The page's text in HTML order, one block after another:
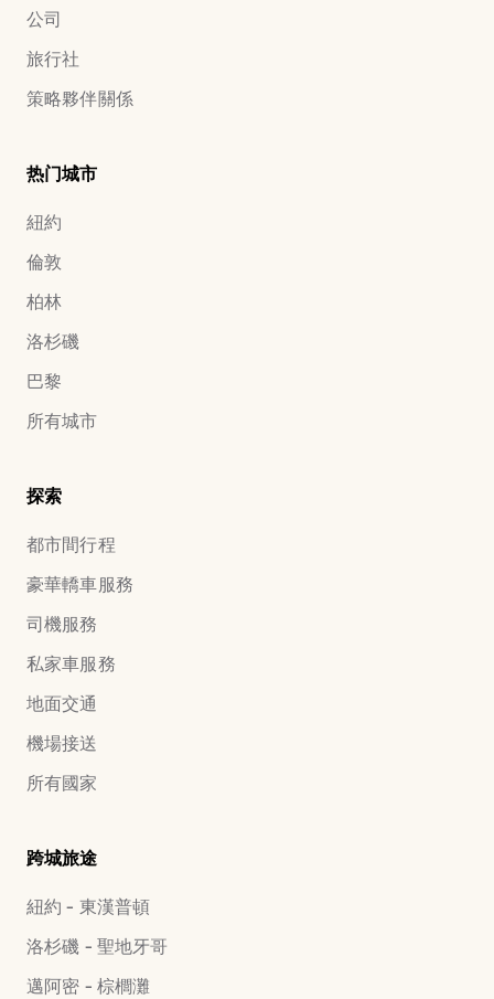
公司
旅行社
策略夥伴關係
热门城市
紐約
倫敦
柏林
洛杉磯
巴黎
所有城市
探索
都市間行程
豪華轎車服務
司機服務
私家車服務
地面交通
機場接送
所有國家
跨城旅途
紐約 - 東漢普頓
洛杉磯 - 聖地牙哥
邁阿密 - 棕櫚灘